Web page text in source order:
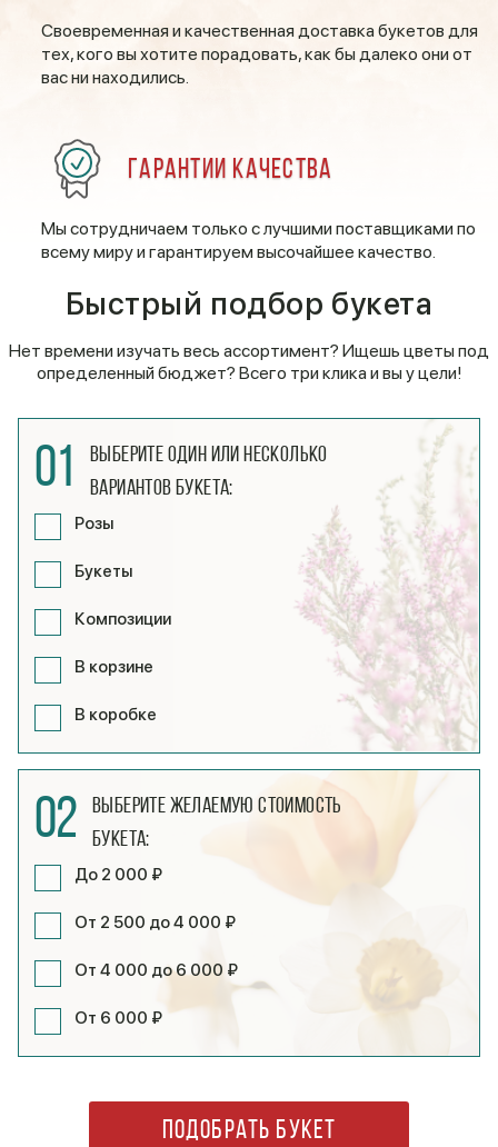
Своевременная и качественная доставка букетов для
тех, кого вы хотите порадовать, как бы далеко они от
вас ни находились.
Гарантии качества
Мы сотрудничаем только с лучшими поставщиками по
всему миру и гарантируем высочайшее качество.
Быстрый подбор букета
Нет времени изучать весь ассортимент? Ищешь цветы под
определенный бюджет? Всего три клика и вы у цели!
01
Выберите один или несколько
вариантов букета:
Розы
Букеты
Композиции
В корзине
В коробке
02
Выберите желаемую стоимость
букета:
До 2 000 ₽
От 2 500 до 4 000 ₽
От 4 000 до 6 000 ₽
От 6 000 ₽
ПОДОБРАТЬ БУКЕТ